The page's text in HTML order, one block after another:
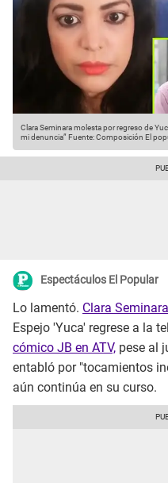
Clara Seminara molesta por regreso de
mi denuncia” Fuente: Composición El
Espectáculos El Popular
Lo lamentó. Clara Seminara
Espejo 'Yuca' regrese a la
cómico JB en ATV, pese al
entabló por "tocamientos
aún continúa en su curso.